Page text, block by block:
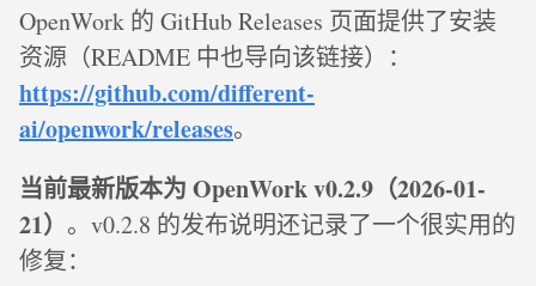
OpenWork 的 GitHub Releases 页面提供了安装
资源（README 中也导向该链接）：
https://github.com/different-
ai/openwork/releases。
当前最新版本为 OpenWork v0.2.9（2026-01-
21） 。v0.2.8 的发布说明还记录了一个很实用的
修复：